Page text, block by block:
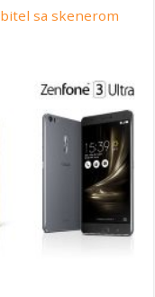
sa skenerom